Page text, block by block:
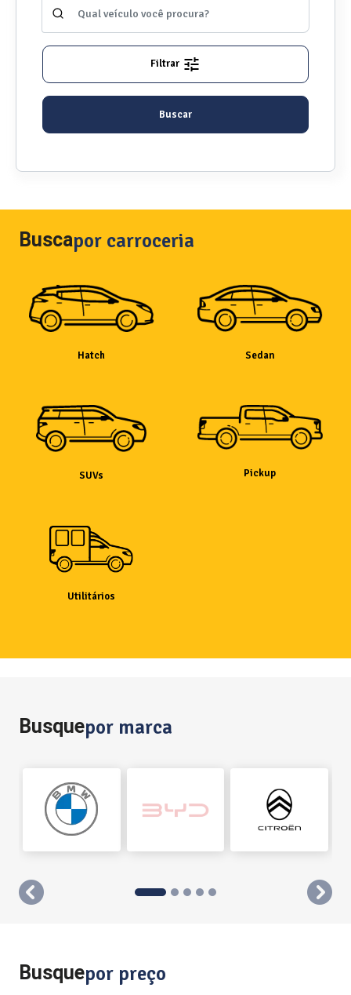
Filtrar
Buscar
Buscapor carroceria
Hatch Sedan
SUVs Pickup
Utilitários
Busquepor marca
templates.template-
Busquepor preço